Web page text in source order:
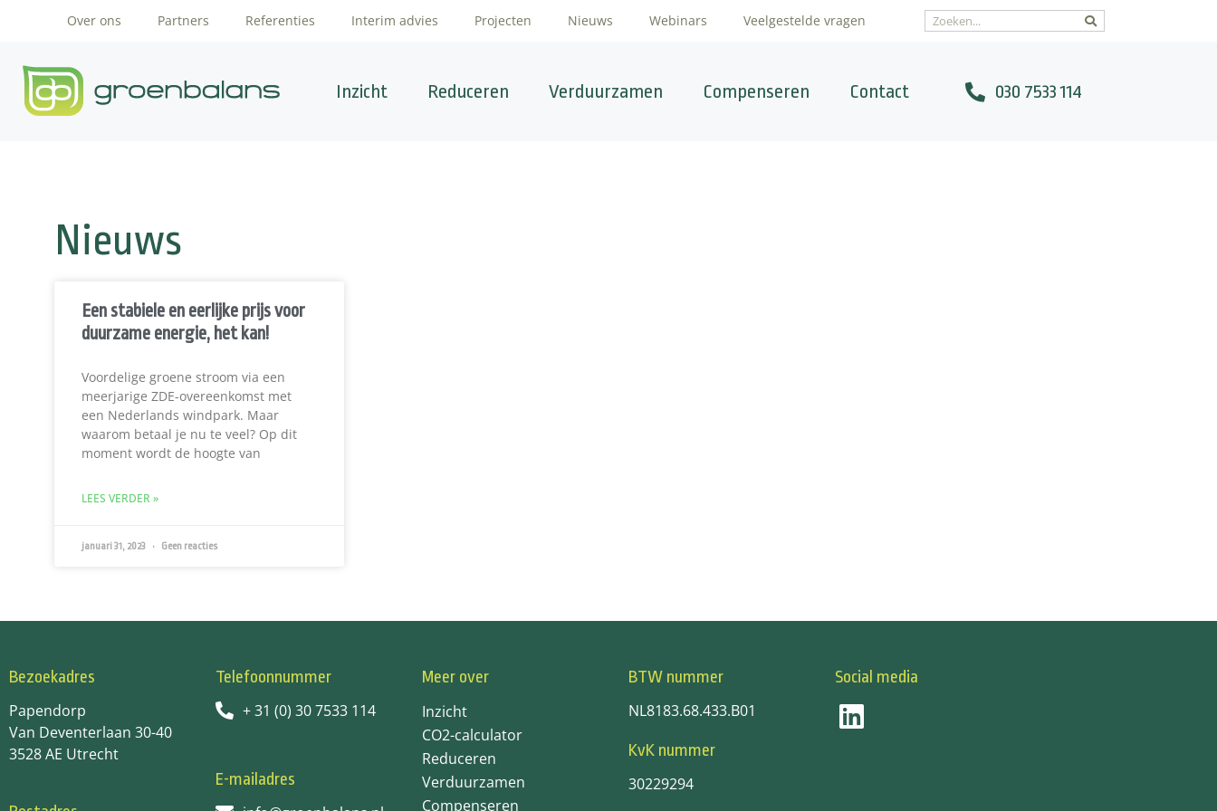
Over ons Partners Referenties Interim advies Projecten Nieuws Webinars Veelgestelde vragen
Inzicht Reduceren Verduurzamen Compenseren Contact 030 7533 114
Nieuws
Een stabiele en eerlijke prijs voor
duurzame energie, het kan!
Voordelige groene stroom via een
meerjarige ZDE-overeenkomst met
een Nederlands windpark. Maar
waarom betaal je nu te veel? Op dit
moment wordt de hoogte van
LEES VERDER »
januari 31, 2023 Geen reacties
Bezoekadres
Papendorp
Van Deventerlaan 30-40
3528 AE Utrecht
Telefoonnummer
+ 31 (0) 30 7533 114
E-mailadres
Meer over
Inzicht
CO2-calculator
Reduceren
Verduurzamen
Compenseren
BTW nummer
NL8183.68.433.B01
KvK nummer
30229294
Social media